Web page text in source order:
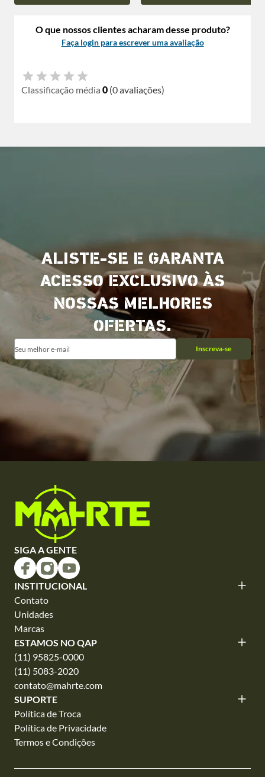
O que nossos clientes acharam desse produto?
Faça login para escrever uma avaliação
Classificação média 0 (0 avaliações)
ALISTE-SE E GARANTA
ACESSO EXCLUSIVO ÀS
NOSSAS MELHORES
OFERTAS.
Inscreva-se
SIGA A GENTE
INSTITUCIONAL
Contato
Unidades
Marcas
ESTAMOS NO QAP
(11) 95825-0000
(11) 5083-2020
contato@mahrte.com
SUPORTE
Política de Troca
Política de Privacidade
Termos e Condições